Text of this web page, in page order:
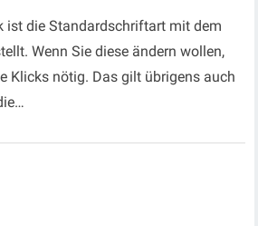
ist die Standardschriftart mit dem
Wenn Sie diese ändern wollen,
Klicks nötig. Das gilt übrigens auch